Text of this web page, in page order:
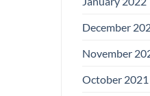
December
November
October 2021